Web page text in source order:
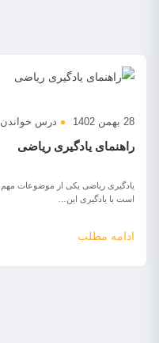
28 بهمن 1402 درس خواندن
راهنمای یادگیری ریاضی
یادگیری ریاضی یکی از موضوعات
است با یادگیری این…
ادامه مطلب